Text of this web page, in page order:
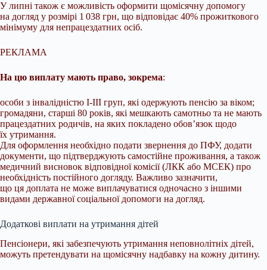
У липні також є можливість оформити щомісячну допомогу
на догляд у розмірі 1 038 грн, що відповідає 40% прожиткового
мінімуму для непрацездатних осіб.
РЕКЛАМА
На цю виплату мають право, зокрема:
особи з інвалідністю І-ІІІ груп, які одержують пенсію за віком;
громадяни, старші 80 років, які мешкають самотньо та не мають
працездатних родичів, на яких покладено обов’язок щодо
їх утримання.
Для оформлення необхідно подати звернення до ПФУ, додати
документи, що підтверджують самостійне проживання, а також
медичний висновок відповідної комісії (ЛКК або МСЕК) про
необхідність постійного догляду. Важливо зазначити,
що ця доплата не може виплачуватися одночасно з іншими
видами державної соціальної допомоги на догляд.
Додаткові виплати на утримання дітей
Пенсіонери, які забезпечують утримання неповнолітніх дітей,
можуть претендувати на щомісячну надбавку на кожну дитину.